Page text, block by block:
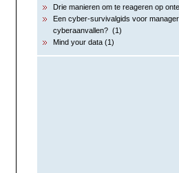
Drie manieren om te reageren op
Een cyber-survivalgids voor
cyberaanvallen? (1)
Mind your data (1)